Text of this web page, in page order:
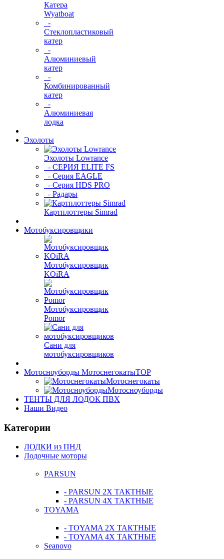
Катера
Wyatboat
-
Cтеклопластиковый
катер
-
Алюминиевый
катер
-
Комбинированный
катер
-
Алюминиевая
лодка
Эхолоты
Эхолоты Lowrance
- СЕРИЯ ELITE FS
- Серия EAGLE
- Серия HDS PRO
- Радары
Картплоттеры Simrad
Мотобуксировщики
Мотобуксировщик
KOiRA
Мотобуксировщик
Pomor
Сани для
мотобуксировщиков
Мотосноуборды МотоснегокатыTOP
Мотоснегокаты
Мотосноуборды
ТЕНТЫ ДЛЯ ЛОДОК ПВХ
Наши Видео
Категории
ЛОДКИ из ПНД
Лодочные моторы
PARSUN
- PARSUN 2Х ТАКТНЫЕ
- PARSUN 4Х ТАКТНЫЕ
TOYAMA
- TOYAMA 2Х ТАКТНЫЕ
- TOYAMA 4Х ТАКТНЫЕ
Seanovo